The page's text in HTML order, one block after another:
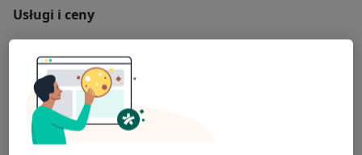
Usługi i ceny
(implantologiczna, protetyczna)
Od 250 zł Szczegóły
Konsultacja stomatologiczna
Od 250 zł